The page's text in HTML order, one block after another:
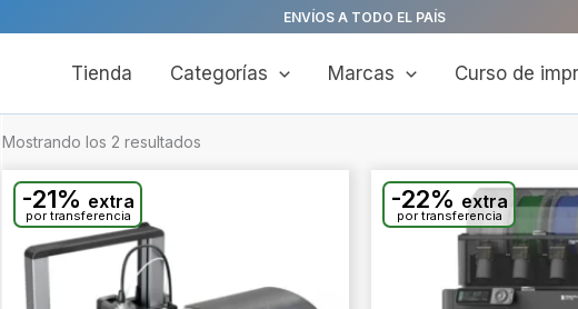
ENVÍOS A TODO EL PAÍS
Tienda Categorías Marcas Curso de
Mostrando los 2 resultados
-21% extra
por transferencia
-22% extra
por transferencia